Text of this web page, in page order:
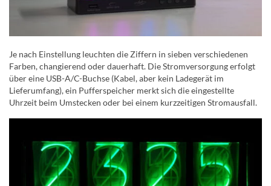
Je nach Einstellung leuchten die Ziffern in sieben verschiedenen
Farben, changierend oder dauerhaft. Die Stromversorgung erfolgt
über eine USB-A/C-Buchse (Kabel, aber kein Ladegerät im
Lieferumfang), ein Pufferspeicher merkt sich die eingestellte
Uhrzeit beim Umstecken oder bei einem kurzzeitigen Stromausfall.